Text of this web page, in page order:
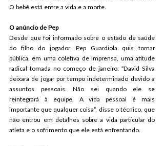
O bebê está entre a vida e a morte.
O anúncio de Pep
Desde que foi informado sobre o estado de saúde
do filho do jogador, Pep Guardiola quis tornar
pública, em uma coletiva de imprensa, uma atitude
radical tomada no começo de janeiro: “David Silva
deixará de jogar por tempo indeterminado devido a
assuntos pessoais. Não sei quando ele se
reintegrará à equipe. A vida pessoal é mais
importante que qualquer coisa”, disse o técnico, que
não entrou em detalhes sobre a vida particular do
atleta e o sofrimento que ele está enfrentando.